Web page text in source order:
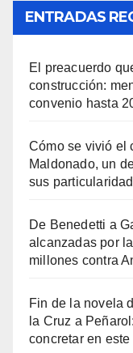
ENTRADAS
El preacuerdo
construcción:
convenio hasta
Cómo se vivió el
Maldonado, un
sus
De Benedetti a
alcanzadas por
millones contra
Fin de la novela
la Cruz a
concretar en este